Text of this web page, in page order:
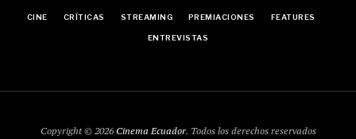
CINE CRÍTICAS STREAMING PREMIACIONES FEATURES
ENTREVISTAS
Copyright © 2026Cinema Ecuador. Todos los derechos reservados